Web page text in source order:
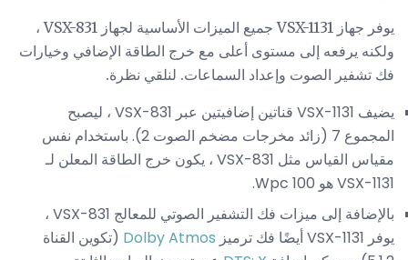
يوفر جهاز VSX-1131 جميع الميزات الأساسية لجهاز VSX-831 ،
ولكنه يرفعه إلى مستوى أعلى مع خرج الطاقة الإضافي وخيارات
فك تشفير الصوت وإعداد السماعات. لنلقي نظرة.
يضيف VSX-1131 قناتين إضافيتين عبر VSX-831 ، ليصبح
المجموع 7 (زائد مخرجات مضخم الصوت 2). باستخدام نفس
مقياس القياس مثل VSX-831 ، يكون خرج الطاقة المعلن لـ
VSX-1131 هو 100 Wpc.
بالإضافة إلى ميزات فك التشفير الصوتي للمعالج VSX-831 ،
يوفر VSX-1131 أيضًا فك ترميز
Dolby Atmos (تكوين القناة